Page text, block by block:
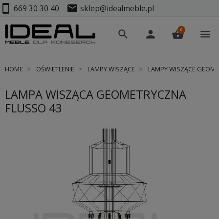
smartphone 669 30 30 40 mail sklep@idealmeble.pl
search person shopping_basket
0 menu
HOME OŚWIETLENIE LAMPY WISZĄCE LAMPY WISZĄCE
LAMPA WISZĄCA GEOMETRYCZNA
FLUSSO 43